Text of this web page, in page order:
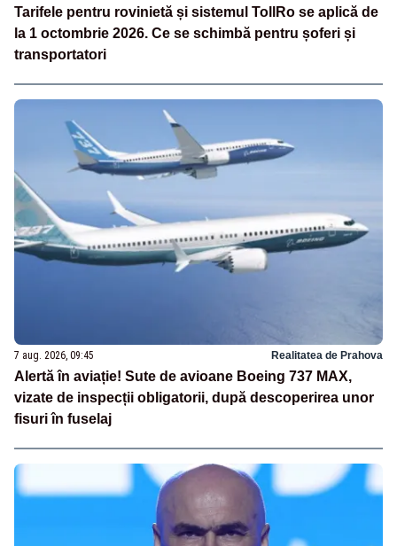
Tarifele pentru rovinietă și sistemul TollRo se aplică de
la 1 octombrie 2026. Ce se schimbă pentru șoferi și
transportatori
7 aug. 2026, 09:45 Realitatea de Prahova
Alertă în aviație! Sute de avioane Boeing 737 MAX,
vizate de inspecții obligatorii, după descoperirea unor
fisuri în fuselaj